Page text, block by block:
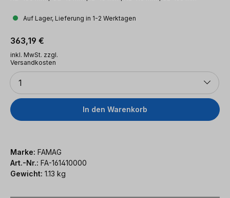
Auf Lager, Lieferung in 1-2 Werktagen
Regulärer Preis:
363,19 €
inkl. MwSt. zzgl.
Versandkosten
Anzahl
1
In den Warenkorb
Marke: FAMAG
Art.-Nr.: FA-161410000
Gewicht: 1.13 kg